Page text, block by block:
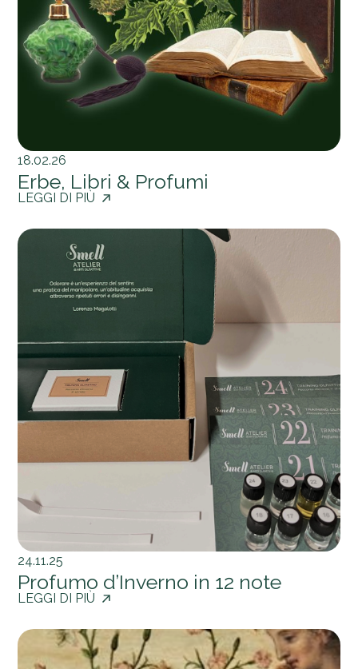
18.02.26
Erbe, Libri & Profumi
LEGGI DI PIÙ
24.11.25
Profumo d’Inverno in 12 note
LEGGI DI PIÙ